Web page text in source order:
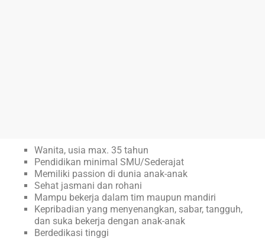
Wanita, usia max. 35 tahun
Pendidikan minimal SMU/Sederajat
Memiliki passion di dunia anak-anak
Sehat jasmani dan rohani
Mampu bekerja dalam tim maupun mandiri
Kepribadian yang menyenangkan, sabar, tangguh,
dan suka bekerja dengan anak-anak
Berdedikasi tinggi